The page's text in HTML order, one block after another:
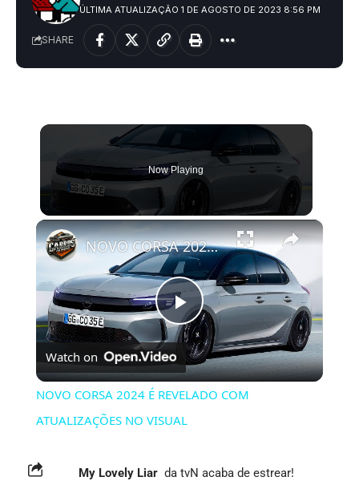
ÚLTIMA ATUALIZAÇÃO 1 DE AGOSTO DE 2023 8:56 PM
SHARE
Now Playing
×
Play
Video
NOVO CORSA 2024 É REVELADO COM ATUALIZAÇÕES NO VISUAL
Watch on
NOVO CORSA 2024 É REVELADO COM
ATUALIZAÇÕES NO VISUAL
My Lovely Liar da tvN acaba de estrear!